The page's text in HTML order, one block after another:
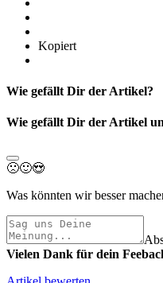
Kopiert
Wie gefällt Dir der Artikel?
Wie gefällt Dir der Artikel
🙁🙂😍
Was könnten wir besser
Vielen Dank für dein